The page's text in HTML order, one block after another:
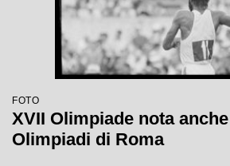
FOTO
XVII Olimpiade nota
Olimpiadi di Roma